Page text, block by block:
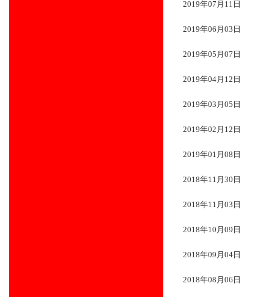
2019年07月11日
2019年06月03日
2019年05月07日
2019年04月12日
2019年03月05日
2019年02月12日
2019年01月08日
2018年11月30日
2018年11月03日
2018年10月09日
2018年09月04日
2018年08月06日